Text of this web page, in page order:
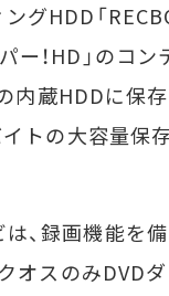
グHDD「
ー！HD」のコ
の内蔵HDDに
イトの大容量
、録画機能を備
クオスのみ